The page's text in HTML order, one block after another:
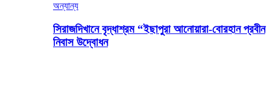
অন্যান্য
সিরাজদিখানে বৃদ্ধাশ্রম “ইছাপুরা আনোয়ারা-বোরহান প্রবীন
নিবাস উদ্বোধন